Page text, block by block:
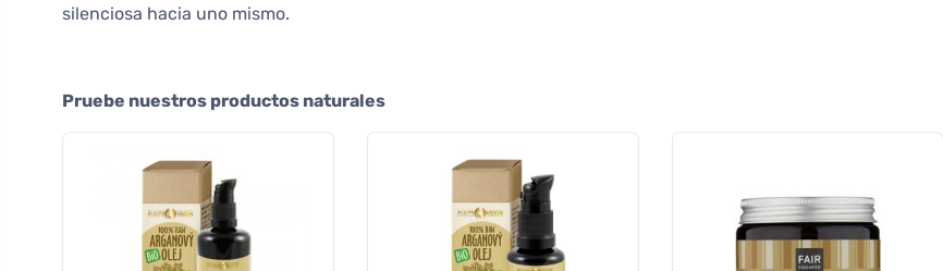
silenciosa hacia uno mismo.
Pruebe nuestros productos naturales